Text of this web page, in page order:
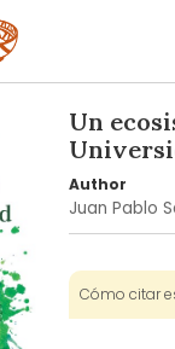
Un
Author
Juan Pablo
Cómo citar